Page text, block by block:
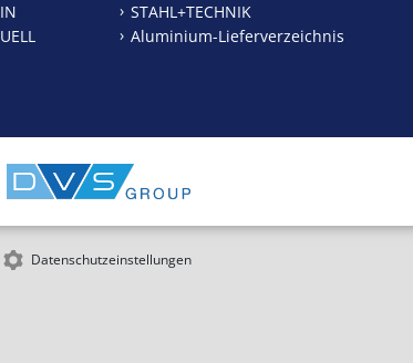
STAHL+TECHNIK
Aluminium-Lieferverzeichnis
Datenschutzeinstellungen